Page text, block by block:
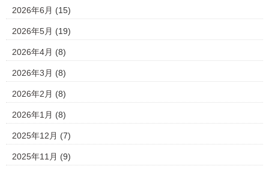
2026年6月 (15)
2026年5月 (19)
2026年4月 (8)
2026年3月 (8)
2026年2月 (8)
2026年1月 (8)
2025年12月 (7)
2025年11月 (9)